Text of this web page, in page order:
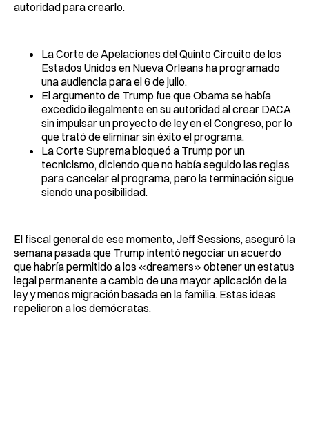
autoridad para crearlo.
La Corte de Apelaciones del Quinto Circuito de los
Estados Unidos en Nueva Orleans ha programado
una audiencia para el 6 de julio.
El argumento de Trump fue que Obama se había
excedido ilegalmente en su autoridad al crear DACA
sin impulsar un proyecto de ley en el Congreso, por lo
que trató de eliminar sin éxito el programa.
La Corte Suprema bloqueó a Trump por un
tecnicismo, diciendo que no había seguido las reglas
para cancelar el programa, pero la terminación sigue
siendo una posibilidad.
El fiscal general de ese momento, Jeff Sessions, aseguró la
semana pasada que Trump intentó negociar un acuerdo
que habría permitido a los «dreamers» obtener un estatus
legal permanente a cambio de una mayor aplicación de la
ley y menos migración basada en la familia. Estas ideas
repelieron a los demócratas.